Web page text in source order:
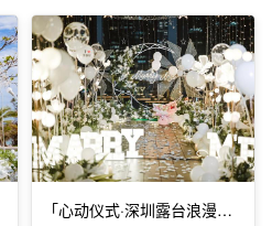
「心动仪式·深圳露台浪漫求